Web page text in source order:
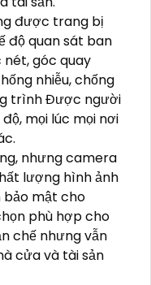
được trang bị
độ quan sát ban
góc quay
nhiễu, chống
trình Được người
mọi lúc mọi nơi
nhưng camera
lượng hình ảnh
bảo mật cho
phù hợp cho
chế nhưng vẫn
cửa và tài sản